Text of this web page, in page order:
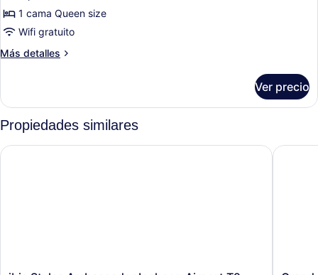
de
DELUXE
DOUBLE
OCEAN
1 cama Queen size
Wifi gratuito
Más detalles
Más
DOUBLE
VIEW
Ver precio
Propiedades similares
ibis Styles Ambassador Incheon Airport T2 Grand